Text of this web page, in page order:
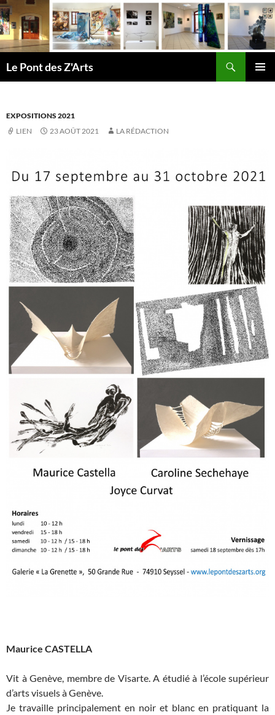
Aller
au
contenu
Le Pont des Z'Arts
EXPOSITIONS 2021
LIEN
23 AOÛT 2021 LA RÉDACTION
Maurice CASTELLA
Vit à Genève, membre de Visarte. A étudié à l’école supérieur
d’arts visuels à Genève.
Je travaille principalement en noir et blanc en pratiquant la